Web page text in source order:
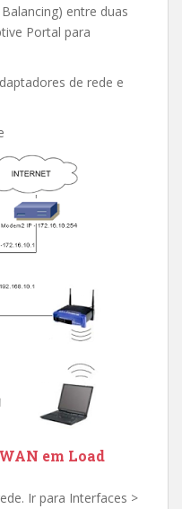
entre duas
Portal para
de rede e
em Load
Ir para Interfaces >